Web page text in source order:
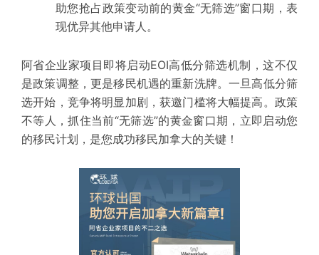
助您抢占政策变动前的黄金“无筛选”窗口期， 表
现优异其他申请人。
阿省企业家项目即将启动EOI高低分筛选机制，这不仅
是政策调整，更是移民机遇的重新洗牌。一旦高低分筛
选开始，竞争将明显加剧，获邀门槛将大幅提高。政策
不等人，抓住当前“无筛选”的黄金窗口期，立即启动您
的移民计划，是您成功移民加拿大的关键！